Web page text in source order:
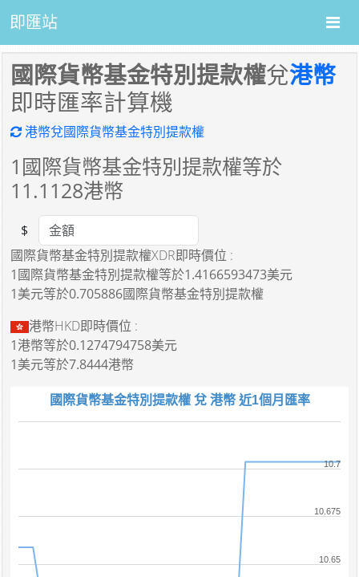
即匯站
國際貨幣基金特別提款權兌港幣
即時匯率計算機
港幣兌國際貨幣基金特別提款權
1 國際貨幣基金特別提款權等於
11.1128港幣
Amount
$
國際貨幣基金特別提款權XDR即時價位 :
1國際貨幣基金特別提款權等於1.4166593473美元
1美元等於0.705886國際貨幣基金特別提款權
港幣HKD即時價位 :
1港幣等於0.1274794758美元
1美元等於7.8444港幣
國際貨幣基金特別提款權 兌 港幣 近1個月匯率
10.65
10.675
10.7